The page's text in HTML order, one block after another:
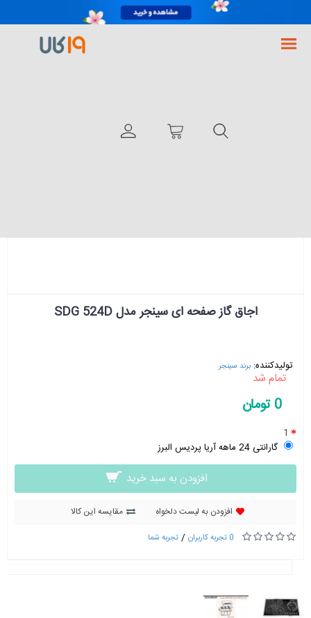
اجاق گاز صفحه ای سینجر مدل SDG 524D
تولیدکننده: برند سینجر
تمام شد
0 تومان
1
گارانتی 24 ماهه آریا پردیس البرز
افزودن به سبد خرید
افزودن به لیست دلخواه مقایسه این کالا
0 تجربه کاربران / تجربه شما